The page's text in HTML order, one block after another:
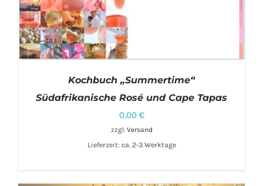
Kochbuch „Summertime“
Südafrikanische Rosé und Cape Tapas
0,00 €
zzgl. Versand
Lieferzeit: ca. 2-3 Werktage